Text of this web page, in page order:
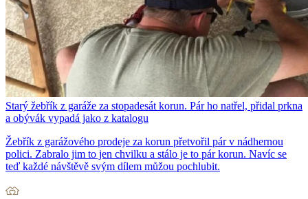
Starý žebřík z garáže za stopadesát korun. Pár ho natřel, přidal prkna
a obývák vypadá jako z katalogu
Žebřík z garážového prodeje za korun přetvořil pár v nádhernou
polici. Zabralo jim to jen chvilku a stálo je to pár korun. Navíc se
teď každé návštěvě svým dílem můžou pochlubit.